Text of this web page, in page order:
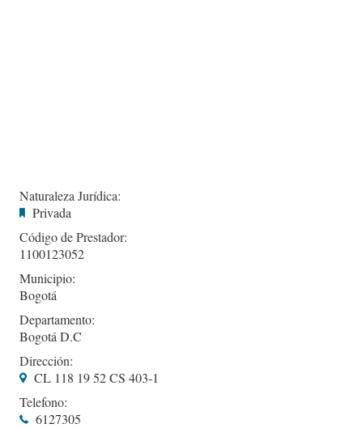
Naturaleza Jurídica:
Privada
Código de Prestador:
1100123052
Municipio:
Bogotá
Departamento:
Bogotá D.C
Dirección:
CL 118 19 52 CS 403-1
Telefono:
6127305